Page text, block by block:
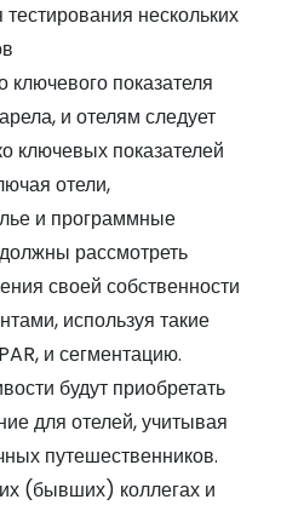
нескольких
ключевого показателя
и отелям следует
ключевых показателей
отели,
и программные
рассмотреть
своей собственности
используя такие
и сегментацию.
будут приобретать
для отелей, учитывая
путешественников.
(бывших) коллегах и